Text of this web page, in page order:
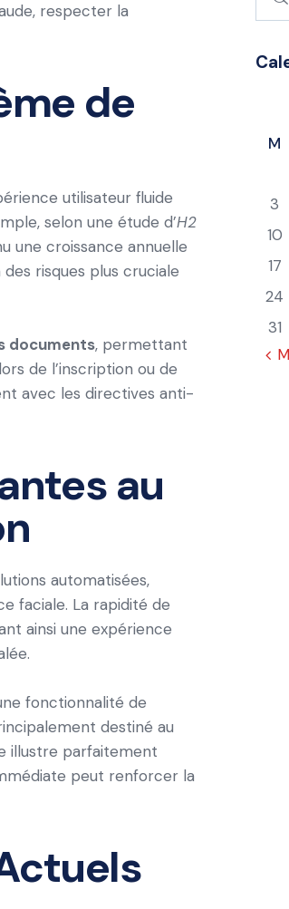
respecter la
de
utilisateur fluide
selon une étude d’H2
une croissance annuelle
risques plus cruciale
documents, permettant
de l’inscription ou de
avec les directives anti-
au
automatisées,
faciale. La rapidité de
ainsi une expérience
fonctionnalité de
destiné au
illustre parfaitement
peut renforcer la
M
3
10
17
24
31
«